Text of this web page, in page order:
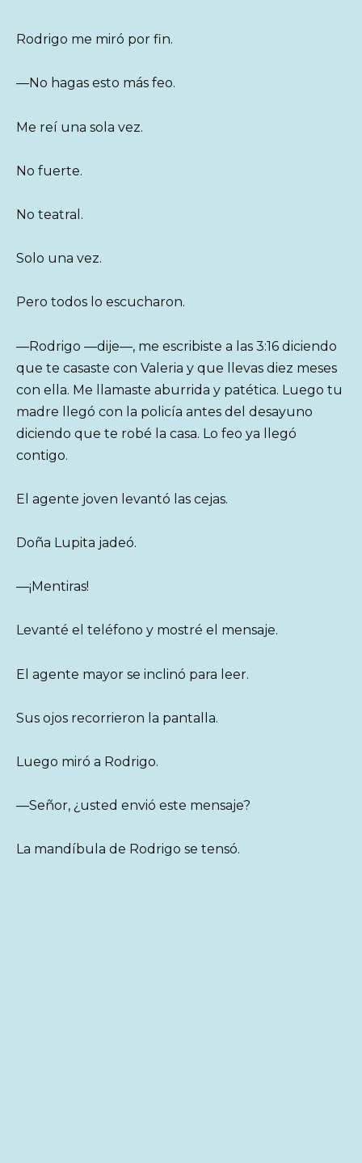
Rodrigo me miró por fin.
—No hagas esto más feo.
Me reí una sola vez.
No fuerte.
No teatral.
Solo una vez.
Pero todos lo escucharon.
—Rodrigo —dije—, me escribiste a las 3:16 diciendo
que te casaste con Valeria y que llevas diez meses
con ella. Me llamaste aburrida y patética. Luego tu
madre llegó con la policía antes del desayuno
diciendo que te robé la casa. Lo feo ya llegó
contigo.
El agente joven levantó las cejas.
Doña Lupita jadeó.
—¡Mentiras!
Levanté el teléfono y mostré el mensaje.
El agente mayor se inclinó para leer.
Sus ojos recorrieron la pantalla.
Luego miró a Rodrigo.
—Señor, ¿usted envió este mensaje?
La mandíbula de Rodrigo se tensó.